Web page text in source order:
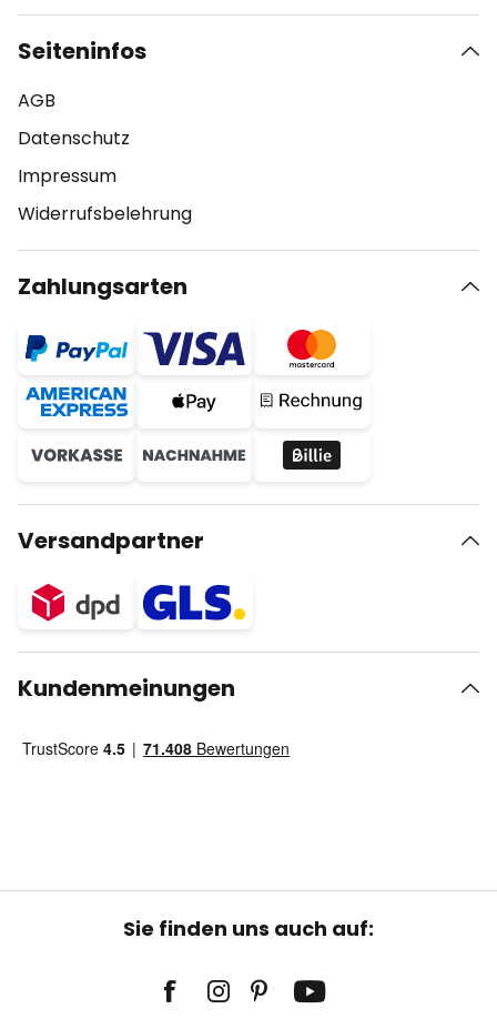
Seiteninfos
AGB
Datenschutz
Impressum
Widerrufsbelehrung
Zahlungsarten
Versandpartner
Kundenmeinungen
Sie finden uns auch auf: